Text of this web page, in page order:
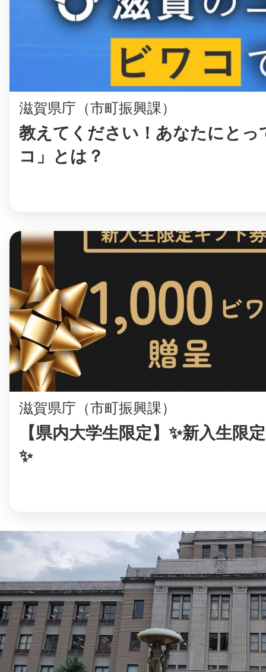
滋賀県庁（市町振興課）
教えてください！あなたにとっ
コ」とは？
滋賀県庁（市町振興課）
【県内大学生限定】✨新入生限
✨